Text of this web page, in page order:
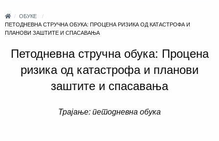
ОБУКЕ
ПЕТОДНЕВНА СТРУЧНА ОБУКА: ПРОЦЕНА РИЗИКА ОД КАТАСТРОФА И
ПЛАНОВИ ЗАШТИТЕ И СПАСАВАЊА
Петодневна стручна обука: Процена
ризика од катастрофа и планови
заштите и спасавања
Трајање: петодневна обука